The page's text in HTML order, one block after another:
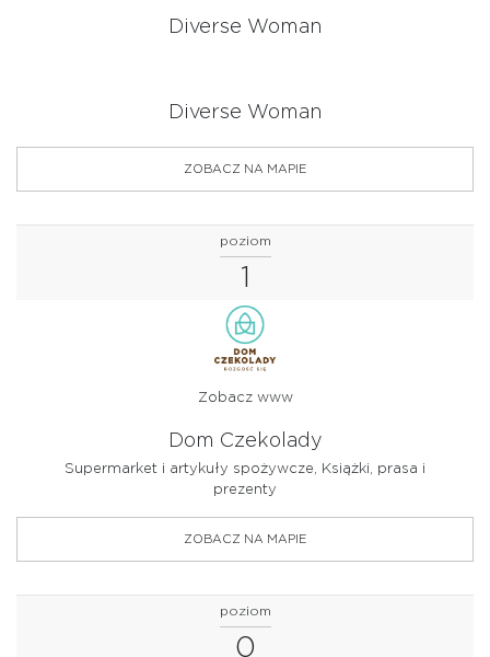
Diverse Woman
Diverse Woman
ZOBACZ NA MAPIE
poziom
1
Zobacz www
Dom Czekolady
Supermarket i artykuły spożywcze, Książki, prasa i
prezenty
ZOBACZ NA MAPIE
poziom
0